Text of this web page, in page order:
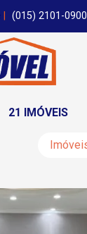
(015) 2101-0900
21 IMÓVEIS